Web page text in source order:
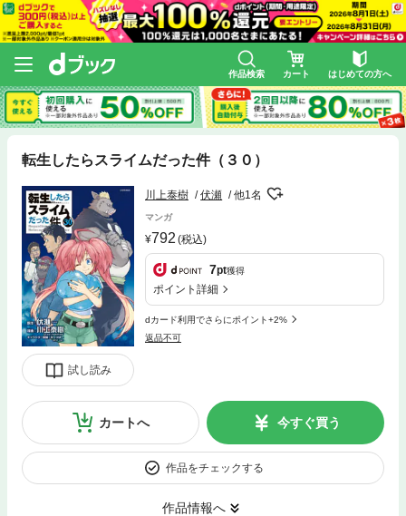
作品検索 カート はじめての方へ
転生したらスライムだった件（３０）
試し読み
川上泰樹 伏瀬 他1名
マンガ
792 (税込)
7pt獲得
ポイント詳細
dカード利用でさらにポイント+2%
返品不可
カートへ 今すぐ買う
作品をチェックする
作品情報へ